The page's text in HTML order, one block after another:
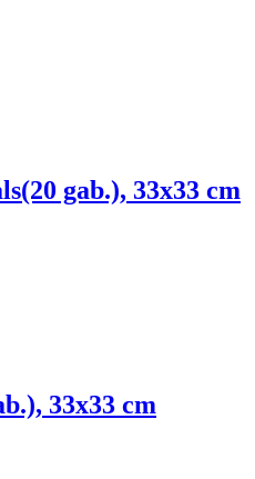
(20 gab.), 33x33 cm
33x33 cm